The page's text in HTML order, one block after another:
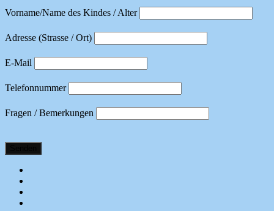
Vorname/Name des Kindes / Alter
Adresse (Strasse / Ort)
E-Mail
Telefonnummer
Fragen / Bemerkungen